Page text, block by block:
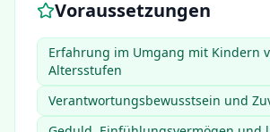
Voraussetzungen
Erfahrung im Umgang mit Kindern
Altersstufen
Verantwortungsbewusstsein und